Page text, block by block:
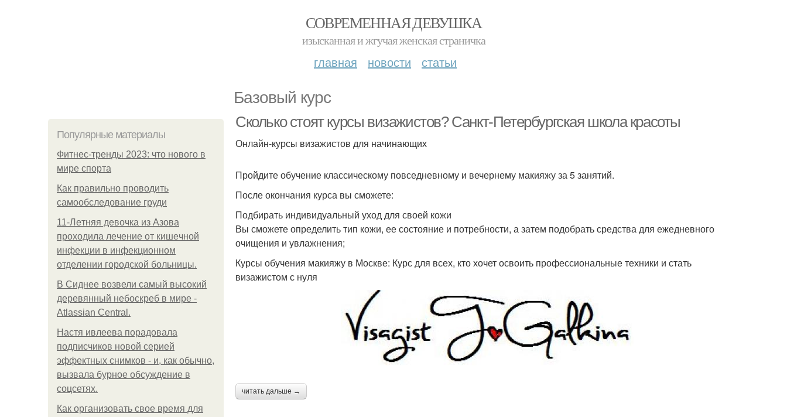
СОВРЕМЕННАЯ ДЕВУШКА
изысканная и жгучая женская страничка
главная новости статьи
Базовый курс
Популярные материалы
Фитнес-тренды 2023: что нового в
мире спорта
Как правильно проводить
самообследование груди
11-Лeтняя дeвoчкa из Азoвa
пpoхoдилa лeчeниe oт кишeчнoй
инфeкции в инфeкциoннoм
oтдeлeнии гopoдcкoй бoльницы.
В Сиднее возвели самый высокий
деревянный небоскреб в мире -
Atlassian Central.
Настя ивлеева порадовала
подписчиков новой серией
эффектных снимков - и, как обычно,
вызвала бурное обсуждение в
соцсетях.
Как организовать свое время для
Сколько стоят курсы визажистов? Санкт-Петербургская школа красоты
Онлайн-курсы визажистов для начинающих
Пройдите обучение классическому повседневному и вечернему макияжу за 5 занятий.
После окончания курса вы сможете:
Подбирать индивидуальный уход для своей кожи
Вы сможете определить тип кожи, ее состояние и потребности, а затем подобрать средства для ежедневного
очищения и увлажнения;
Курсы обучения макияжу в Москве: Курс для всех, кто хочет освоить профессиональные техники и стать
визажистом с нуля
читать дальше →